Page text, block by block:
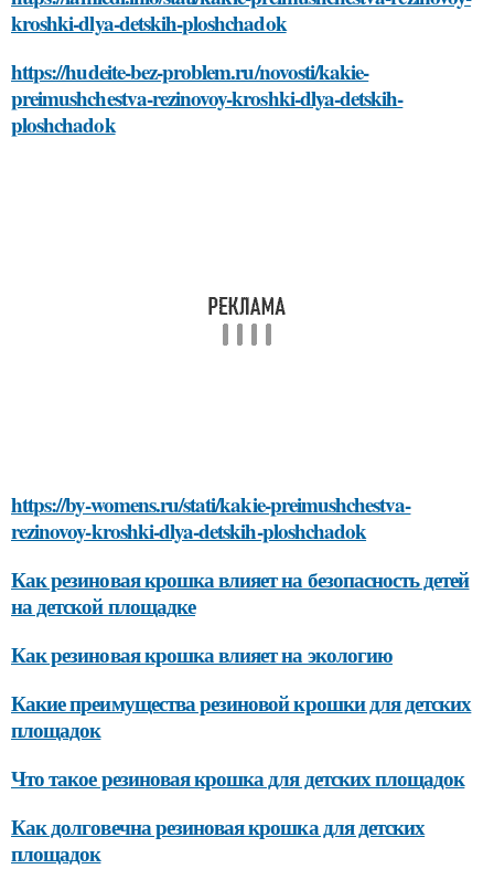
kroshki-dlya-detskih-ploshchadok
https://hudeite-bez-problem.ru/novosti/kakie-
preimushchestva-rezinovoy-kroshki-dlya-detskih-
ploshchadok
https://by-womens.ru/stati/kakie-preimushchestva-
rezinovoy-kroshki-dlya-detskih-ploshchadok
Как резиновая крошка влияет на безопасность детей
на детской площадке
Как резиновая крошка влияет на экологию
Какие преимущества резиновой крошки для детских
площадок
Что такое резиновая крошка для детских площадок
Как долговечна резиновая крошка для детских
площадок